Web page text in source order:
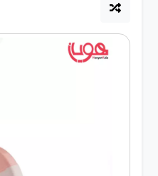
مراقبت شخصی